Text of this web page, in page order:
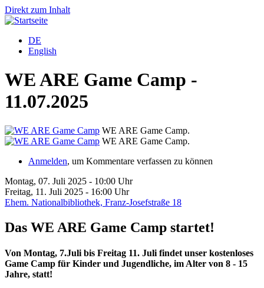
Direkt zum Inhalt
DE
English
WE ARE Game Camp -
11.07.2025
WE ARE Game Camp.
WE ARE Game Camp.
Anmelden, um Kommentare verfassen zu können
Montag, 07. Juli 2025 - 10:00 Uhr
Freitag, 11. Juli 2025 - 16:00 Uhr
Ehem. Nationalbibliothek, Franz-Josefstraße 18
Das WE ARE Game Camp startet!
Von Montag, 7.Juli bis Freitag 11. Juli findet unser kostenloses
Game Camp für Kinder und Jugendliche, im Alter von 8 - 15
Jahre, statt!